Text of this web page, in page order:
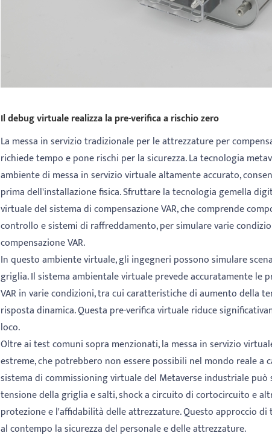
Il debug virtuale realizza la pre-verifica a rischio zero
La messa in servizio tradizionale per le attrezzature per
richiede tempo e pone rischi per la sicurezza. La tecnologia
ambiente di messa in servizio virtuale altamente accurato,
prima dell'installazione fisica. Sfruttare la tecnologia gemella
virtuale del sistema di compensazione VAR, che comprende
controllo e sistemi di raffreddamento, per simulare varie
compensazione VAR.
In questo ambiente virtuale, gli ingegneri possono simulare
griglia. Il sistema ambientale virtuale prevede accuratamente le
VAR in varie condizioni, tra cui caratteristiche di aumento della
risposta dinamica. Questa pre-verifica virtuale riduce
loco.
Oltre ai test comuni sopra menzionati, la messa in servizio
estreme, che potrebbero non essere possibili nel mondo reale a
sistema di commissioning virtuale del Metaverse industriale
tensione della griglia e salti, shock a circuito di cortocircuito e
protezione e l'affidabilità delle attrezzature. Questo approccio
al contempo la sicurezza del personale e delle attrezzature.